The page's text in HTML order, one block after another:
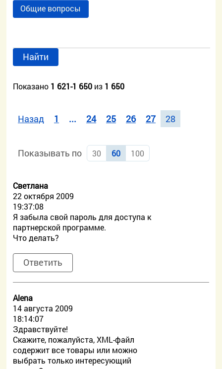
Общие вопросы
Найти
Показано 1 621-1 650 из 1 650
Назад 1 ... 24 25 26 27 28
Показывать по 30 60 100
Светлана
22 октября 2009
19:37:08
Я забыла свой пароль для доступа к
партнерской программе.
Что делать?
Ответить
Alena
14 августа 2009
18:14:07
Здравствуйте!
Скажите, пожалуйста, XML-файл
содержит все товары или можно
выбрать только интересующий